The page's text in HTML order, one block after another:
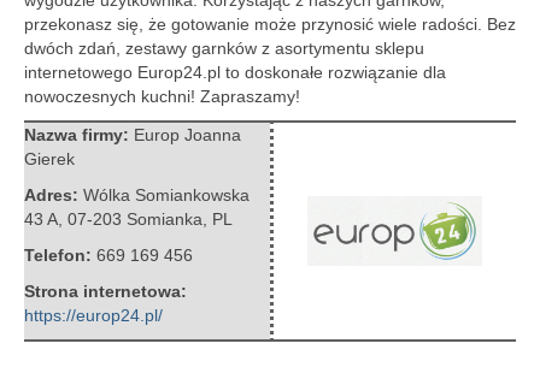
przekonasz się, że gotowanie może przynosić wiele radości. Bez
dwóch zdań, zestawy garnków z asortymentu sklepu
internetowego Europ24.pl to doskonałe rozwiązanie dla
nowoczesnych kuchni! Zapraszamy!
Nazwa firmy: Europ Joanna
Gierek
Adres: Wólka Somiankowska
43 A 07-203 Somianka
PL
Telefon: 669 169 456
Strona internetowa:
https://europ24.pl/